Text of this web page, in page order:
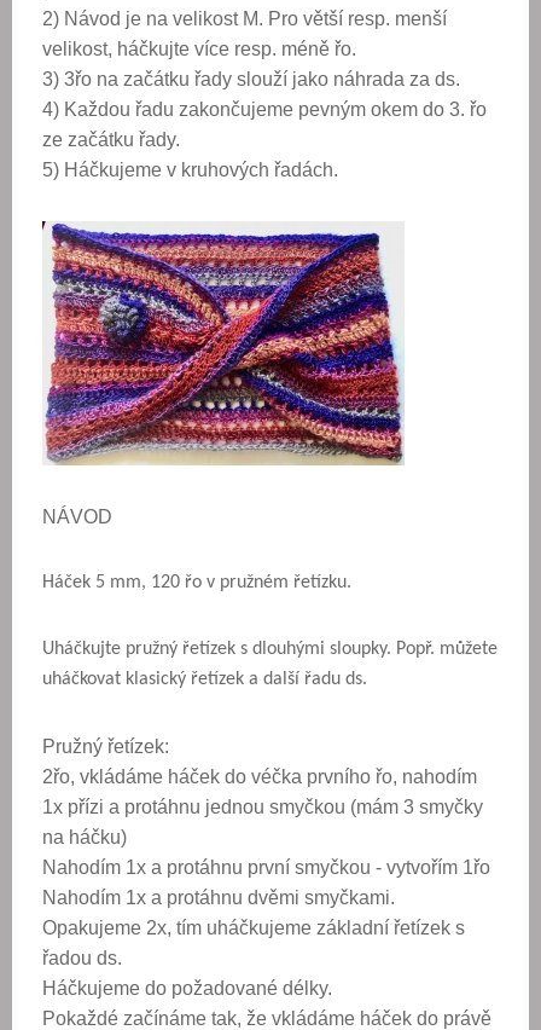
2) Návod je na velikost M. Pro větší resp. menší
velikost, háčkujte více resp. méně řo.
3) 3řo na začátku řady slouží jako náhrada za ds.
4) Každou řadu zakončujeme pevným okem do 3. řo
ze začátku řady.
5) Háčkujeme v kruhových řadách.
NÁVOD
Háček 5 mm, 120 řo v pružném řetízku.
Uháčkujte pružný řetízek s dlouhými sloupky. Popř. můžete
uháčkovat klasický řetízek a další řadu ds.
Pružný řetízek:
2řo, vkládáme háček do véčka prvního řo, nahodím
1x přízi a protáhnu jednou smyčkou (mám 3 smyčky
na háčku)
Nahodím 1x a protáhnu první smyčkou - vytvořím 1řo
Nahodím 1x a protáhnu dvěmi smyčkami.
Opakujeme 2x, tím uháčkujeme základní řetízek s
řadou ds.
Háčkujeme do požadované délky.
Pokaždé začínáme tak, že vkládáme háček do právě